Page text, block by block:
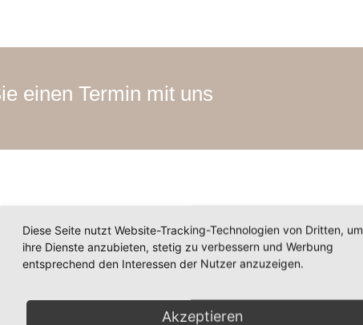
einen Termin mit uns
Diese Seite nutzt Website-Tracking-Technologien von Dritten, um
ihre Dienste anzubieten, stetig zu verbessern und Werbung
entsprechend den Interessen der Nutzer anzuzeigen.
Akzeptieren